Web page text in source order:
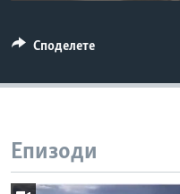
Споделете
Епизоди